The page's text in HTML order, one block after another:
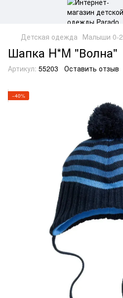
Детская одежда Малыши 0-2
Шапка H*M "Волна"
Артикул: 55203 Оставить отзыв
−40%